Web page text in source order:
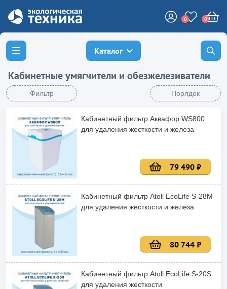
0 0
Каталог
Кабинетные умягчители и обезжелезиватели
Фильтр Порядок
Кабинетный фильтр Аквафор WS800
для удаления жесткости и железа
79 490 ₽
Кабинетный фильтр Atoll EcoLife S-28M
для удаления жесткости и железа
80 744 ₽
Кабинетный фильтр Atoll EcoLife S-20S
для удаления жесткости